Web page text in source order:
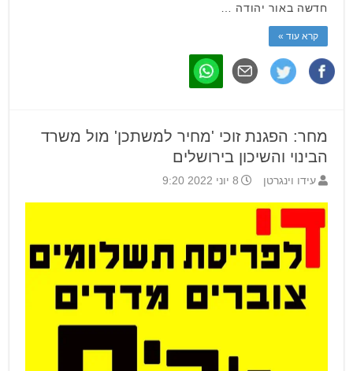
חדשה באור יהודה …
קרא עוד »
מחר: הפגנת זוכי 'מחיר למשתכן' מול משרד
הבינוי והשיכון בירושלים
עידו וינגרטן 8 יוני 2022 9:20